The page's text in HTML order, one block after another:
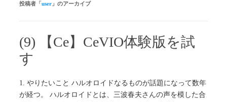
投稿者「user 」のアーカイブ
(9) 【Ce】CeVIO体験版を試
す
1. やりたいこと ハルオロイドなるものが話題になって数年
が経つ。 ハルオロイドとは、三波春夫さんの声を模した合